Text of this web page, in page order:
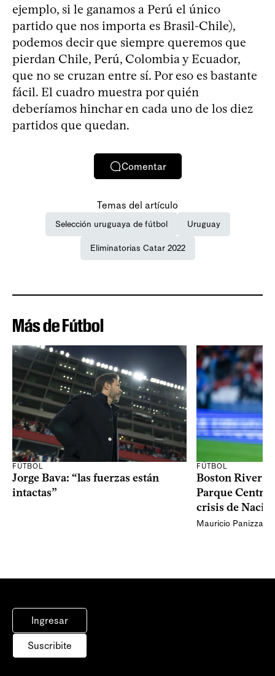
ejemplo, si le ganamos a Perú el único
partido que nos importa es Brasil-Chile),
podemos decir que siempre queremos que
pierdan Chile, Perú, Colombia y Ecuador,
que no se cruzan entre sí. Por eso es bastante
fácil. El cuadro muestra por quién
deberíamos hinchar en cada uno de los diez
partidos que quedan.
Comentar
Temas del artículo
Selección uruguaya de fútbol Uruguay
Eliminatorias Catar 2022
Más de Fútbol
FÚTBOL
Jorge Bava: “las fuerzas están
intactas”
FÚTBOL
Boston River
Parque
crisis de
Mauricio Panizza
Ingresar
Suscribite